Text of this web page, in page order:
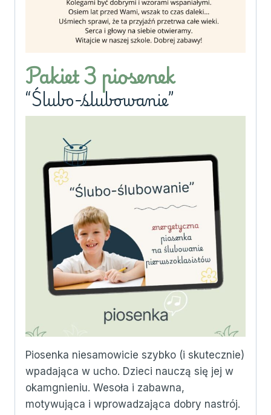
Pakiet 3 piosenek
“Ślubo-ślubowanie”
Piosenka niesamowicie szybko (i skutecznie)
wpadająca w ucho. Dzieci nauczą się jej w
okamgnieniu. Wesoła i zabawna,
motywująca i wprowadzająca dobry nastrój.